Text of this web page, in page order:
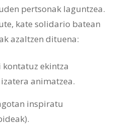
pertsonak laguntzea.
kate solidario batean
azaltzen dituena:
kontatuz ekintza
animatzea.
inspiratu